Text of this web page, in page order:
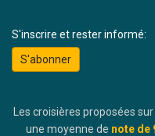
S'inscrire et rester informé:
S'abonner
Les croisières proposées
une moyenne de note de